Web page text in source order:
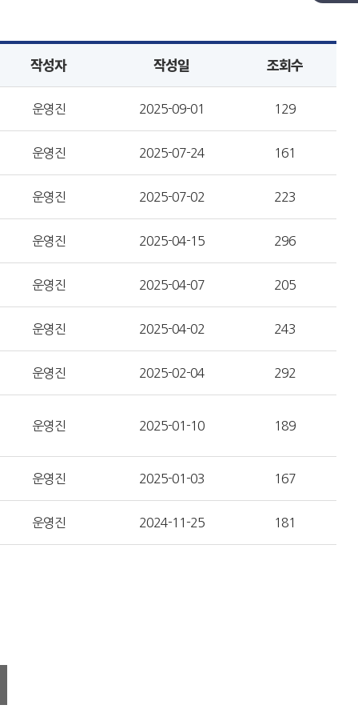
작성자 작성일 조회수
운영진 2025-09-01 129
운영진 2025-07-24 161
운영진 2025-07-02 223
운영진 2025-04-15 296
운영진 2025-04-07 205
운영진 2025-04-02 243
운영진 2025-02-04 292
운영진 2025-01-10 189
운영진 2025-01-03 167
운영진 2024-11-25 181